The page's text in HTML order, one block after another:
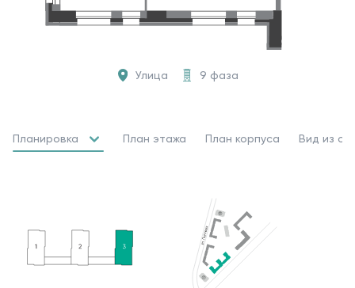
Улица 9 фаза
Планировка План этажа План корпуса Вид из